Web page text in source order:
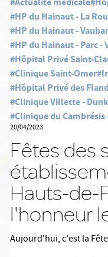
#HP du Hainaut - La
#HP du Hainaut -
#HP du Hainaut - Parc -
#Hôpital Privé Saint-
#Clinique Saint-Omer
#Hôpital Privé des
#Clinique Villette -
#Clinique du Cambrésis
20/04/2023
Fêtes des
Hauts-de-
l'honneur
Aujourd'hui, c'est la